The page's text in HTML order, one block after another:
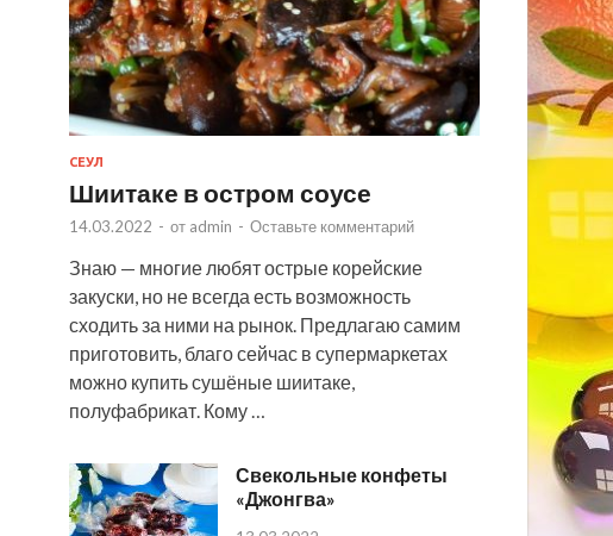
СЕУЛ
Шиитаке в остром соусе
14.03.2022 - от admin - Оставьте комментарий
Знаю — многие любят острые корейские
закуски, но не всегда есть возможность
сходить за ними на рынок. Предлагаю самим
приготовить, благо сейчас в супермаркетах
можно купить сушёные шиитаке,
полуфабрикат. Кому …
Свекольные конфеты
«Джонгва»